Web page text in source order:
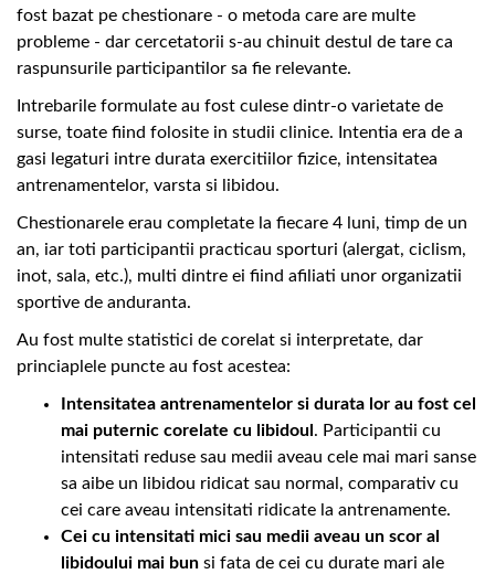
fost bazat pe chestionare - o metoda care are multe
probleme - dar cercetatorii s-au chinuit destul de tare ca
raspunsurile participantilor sa fie relevante.
Intrebarile formulate au fost culese dintr-o varietate de
surse, toate fiind folosite in studii clinice. Intentia era de a
gasi legaturi intre durata exercitiilor fizice, intensitatea
antrenamentelor, varsta si libidou.
Chestionarele erau completate la fiecare 4 luni, timp de un
an, iar toti participantii practicau sporturi (alergat, ciclism,
inot, sala, etc.), multi dintre ei fiind afiliati unor organizatii
sportive de anduranta.
Au fost multe statistici de corelat si interpretate, dar
princiaplele puncte au fost acestea:
Intensitatea antrenamentelor si durata lor au fost cel
mai puternic corelate cu libidoul . Participantii cu
intensitati reduse sau medii aveau cele mai mari sanse
sa aibe un libidou ridicat sau normal, comparativ cu
cei care aveau intensitati ridicate la antrenamente.
Cei cu intensitati mici sau medii aveau un scor al
libidoului mai bun si fata de cei cu durate mari ale